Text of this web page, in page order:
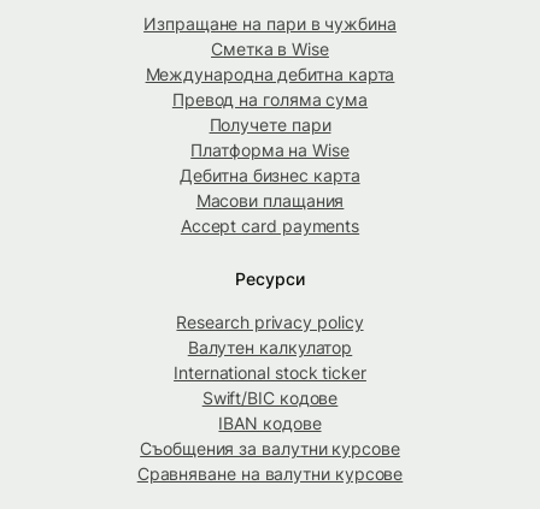
Изпращане на пари в чужбина
Сметка в Wise
Международна дебитна карта
Превод на голяма сума
Получете пари
Платформа на Wise
Дебитна бизнес карта
Масови плащания
Accept card payments
Ресурси
Research privacy policy
Валутен калкулатор
International stock ticker
Swift/BIC кодове
IBAN кодове
Съобщения за валутни курсове
Сравняване на валутни курсове